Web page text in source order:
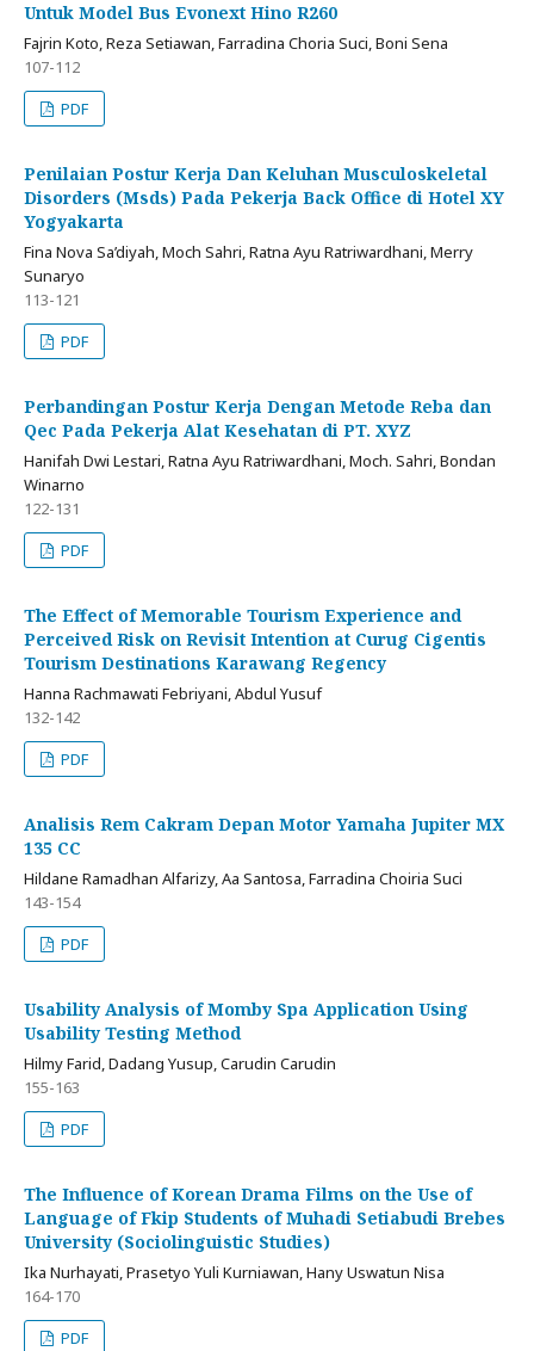
Untuk Model Bus Evonext Hino R260
Fajrin Koto, Reza Setiawan, Farradina Choria Suci, Boni Sena
107-112
PDF
Penilaian Postur Kerja Dan Keluhan Musculoskeletal
Disorders (Msds) Pada Pekerja Back Office di Hotel XY
Yogyakarta
Fina Nova Sa’diyah, Moch Sahri, Ratna Ayu Ratriwardhani, Merry
Sunaryo
113-121
PDF
Perbandingan Postur Kerja Dengan Metode Reba dan
Qec Pada Pekerja Alat Kesehatan di PT. XYZ
Hanifah Dwi Lestari, Ratna Ayu Ratriwardhani, Moch. Sahri, Bondan
Winarno
122-131
PDF
The Effect of Memorable Tourism Experience and
Perceived Risk on Revisit Intention at Curug Cigentis
Tourism Destinations Karawang Regency
Hanna Rachmawati Febriyani, Abdul Yusuf
132-142
PDF
Analisis Rem Cakram Depan Motor Yamaha Jupiter MX
135 CC
Hildane Ramadhan Alfarizy, Aa Santosa, Farradina Choiria Suci
143-154
PDF
Usability Analysis of Momby Spa Application Using
Usability Testing Method
Hilmy Farid, Dadang Yusup, Carudin Carudin
155-163
PDF
The Influence of Korean Drama Films on the Use of
Language of Fkip Students of Muhadi Setiabudi Brebes
University (Sociolinguistic Studies)
Ika Nurhayati, Prasetyo Yuli Kurniawan, Hany Uswatun Nisa
164-170
PDF